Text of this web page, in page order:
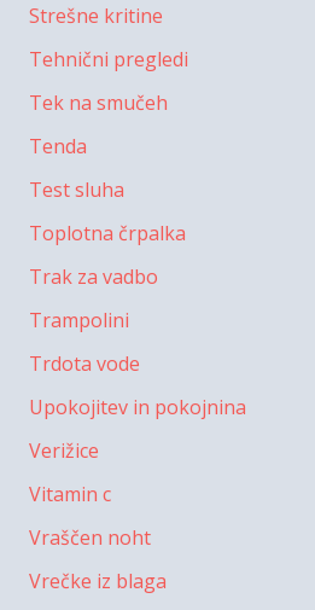
Strešne kritine
Tehnični pregledi
Tek na smučeh
Tenda
Test sluha
Toplotna črpalka
Trak za vadbo
Trampolini
Trdota vode
Upokojitev in pokojnina
Verižice
Vitamin c
Vraščen noht
Vrečke iz blaga